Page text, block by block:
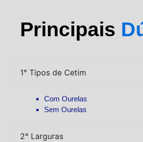
Principais
1° Tipos de Cetim
Com Ourelas
Sem Ourelas
2° Larguras